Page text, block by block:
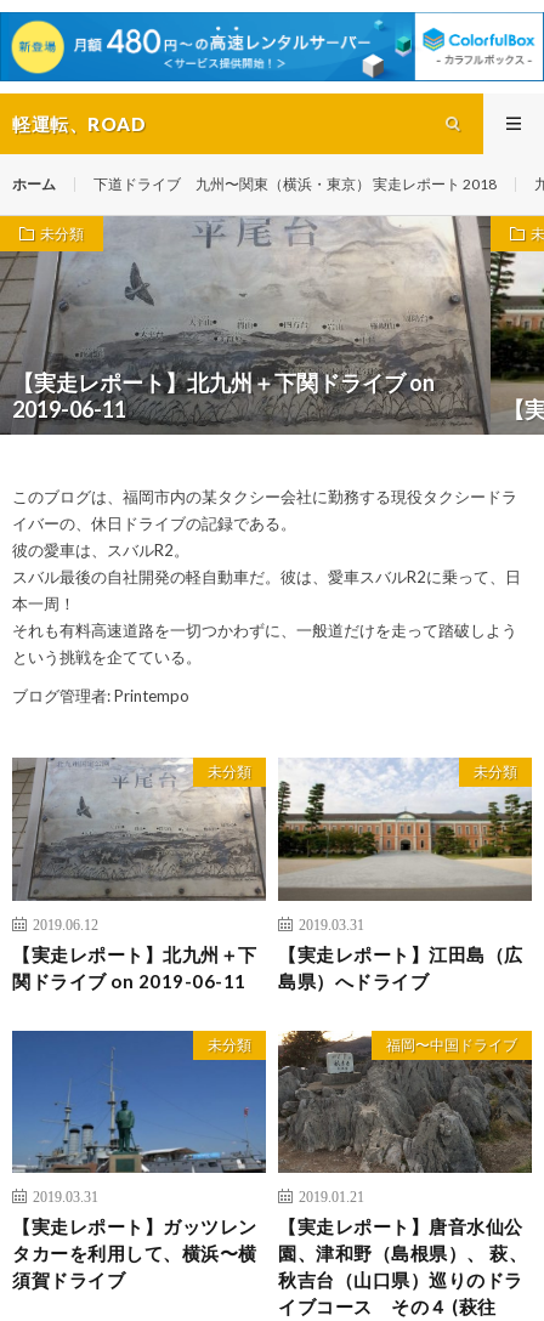
軽運転、ROAD
ホーム 下道ドライブ 九州〜関東（横浜・東京） 実走レポート 2018
未分類
【実走レポート】北九州＋下関ドライブ on
2019-06-11
【
このブログは、福岡市内の某タクシー会社に勤務する現役タクシードラ
イバーの、休日ドライブの記録である。
彼の愛車は、スバルR2。
スバル最後の自社開発の軽自動車だ。彼は、愛車スバルR2に乗って、日
本一周！
それも有料高速道路を一切つかわずに、一般道だけを走って踏破しよう
という挑戦を企てている。
ブログ管理者: Printempo
未分類
2019.06.12
【実走レポート】北九州＋下
関ドライブ on 2019-06-11
未分類
2019.03.31
【実走レポート】江田島（広
島県）へドライブ
未分類
2019.03.31
【実走レポート】ガッツレン
タカーを利用して、横浜〜横
須賀ドライブ
福岡〜中国ドライブ
2019.01.21
【実走レポート】唐音水仙公
園、津和野（島根県）、 萩、
秋吉台（山口県）巡りのドラ
イブコース その４ (萩往